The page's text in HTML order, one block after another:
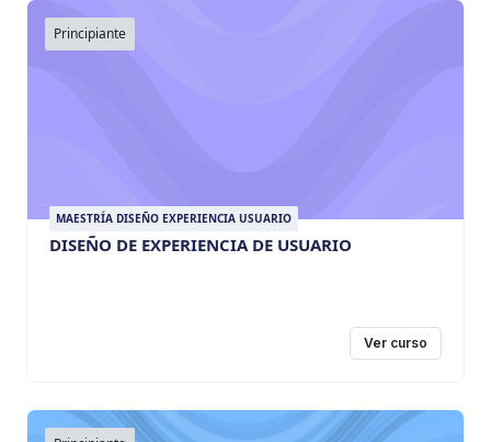
Principiante
MAESTRÍA DISEÑO EXPERIENCIA USUARIO
DISEÑO DE EXPERIENCIA DE USUARIO
Ver curso